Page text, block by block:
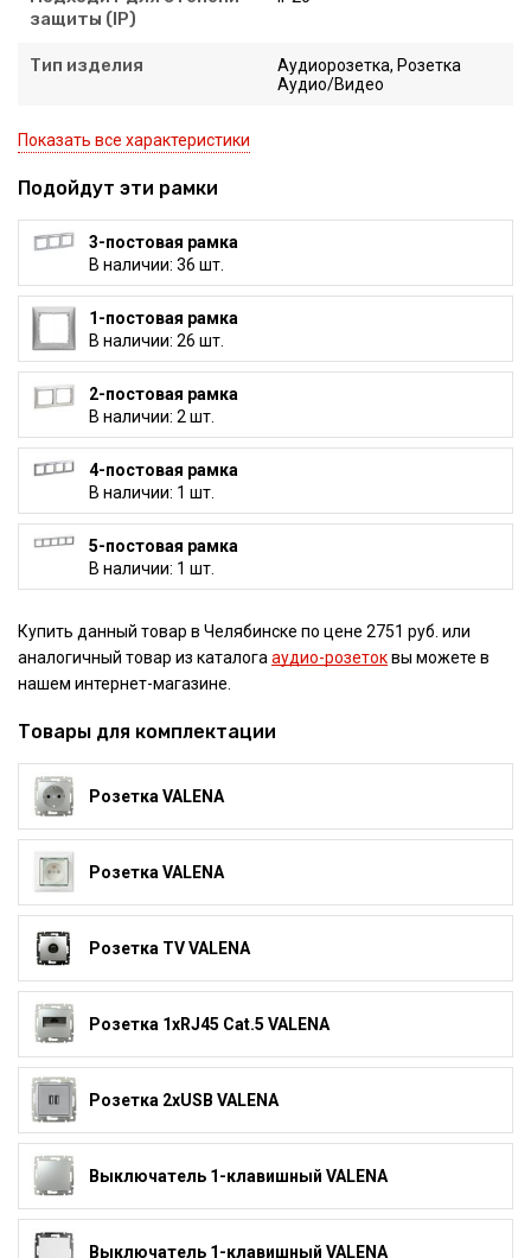
защиты (IP)
Тип изделия
Аудиорозетка, Розетка
Аудио/Видео
Показать все характеристики
Подойдут эти рамки
3-постовая рамка
В наличии: 36 шт.
1-постовая рамка
В наличии: 26 шт.
2-постовая рамка
В наличии: 2 шт.
4-постовая рамка
В наличии: 1 шт.
5-постовая рамка
В наличии: 1 шт.
Купить данный товар в Челябинске по цене 2751 руб. или
аналогичный товар из каталогааудио-розетоквы можете в
нашем интернет-магазине.
Товары для комплектации
Розетка VALENA
Розетка VALENA
Розетка TV VALENA
Розетка 1xRJ45 Cat.5 VALENA
Розетка 2xUSB VALENA
Выключатель 1-клавишный VALENA
Выключатель 1-клавишный VALENA